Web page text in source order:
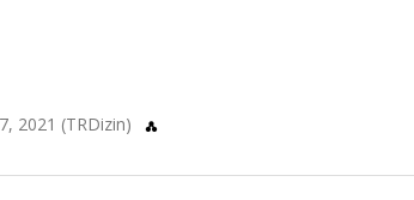
2021 (TRDizin)